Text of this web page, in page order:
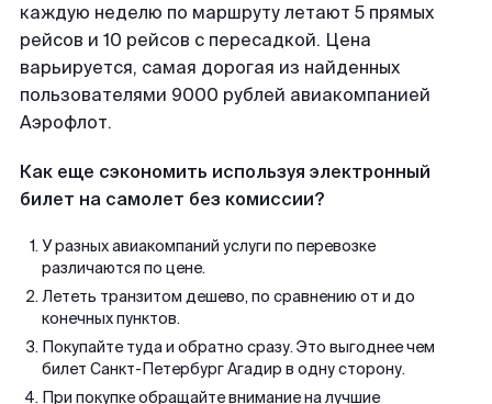
каждую неделю по маршруту летают 5 прямых
рейсов и 10 рейсов с пересадкой. Цена
варьируется, самая дорогая из найденных
пользователями 9000 рублей авиакомпанией
Аэрофлот.
Как еще сэкономить используя электронный
билет на самолет без комиссии?
У разных авиакомпаний услуги по перевозке
различаются по цене.
Лететь транзитом дешево, по сравнению от и до
конечных пунктов.
Покупайте туда и обратно сразу. Это выгоднее чем
билет Санкт-Петербург Агадир в одну сторону.
При покупке обращайте внимание на лучшие